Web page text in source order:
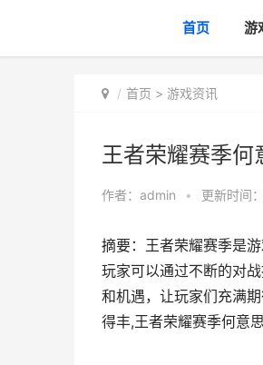
首页 游
首页 > 游戏资讯
王者荣耀赛季何
作者： admin • 更新时间
摘要：王者荣耀赛季是
玩家可以通过不断的对
和机遇，让玩家们充满
得丰,王者荣耀赛季何意思